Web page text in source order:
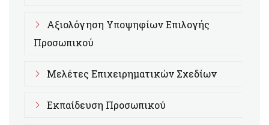
Αξιολόγηση Υποψηφίων Επιλογής
Προσωπικού
Μελέτες Επιχειρηματικών Σχεδίων
Εκπαίδευση Προσωπικού